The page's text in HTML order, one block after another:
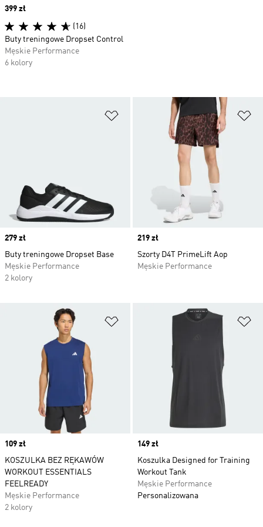
Dodaj do listy życzeń
Price
279 zł
Buty treningowe Dropset Base
Męskie Performance
2 kolory
Price
219 zł
Szorty D4T PrimeLift Aop
Męskie Performance
Dodaj do listy życzeń
Price
109 zł
KOSZULKA BEZ RĘKAWÓW
WORKOUT ESSENTIALS
FEELREADY
Męskie Performance
2 kolory
Price
149 zł
Koszulka Designed for Training
Workout Tank
Męskie Performance
Personalizowana
Price
399 zł
(16)
Buty treningowe Dropset Control
Męskie Performance
6 kolory